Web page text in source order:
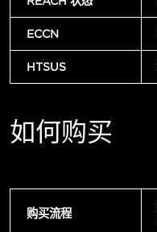
ECCN
HTSUS
如何购买
购买流程